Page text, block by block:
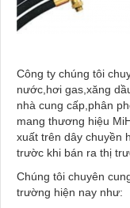
Công ty chúng tôi
nước,hơi gas,xăng
nhà cung cấp,phân
mang thương hiệu
xuất trên dây chuyền
trườc khi bán ra thị
Chúng tôi chuyên
trường hiện nay như: